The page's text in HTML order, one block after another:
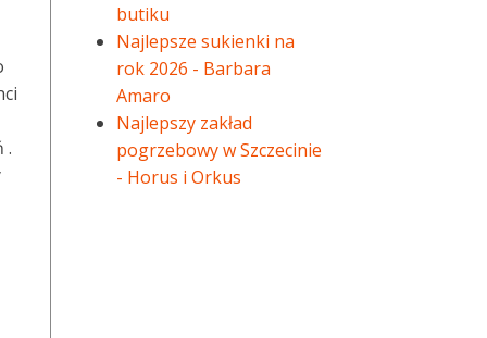
.
butiku
Najlepsze sukienki na
rok 2026 - Barbara
Amaro
Najlepszy zakład
pogrzebowy w Szczecinie
- Horus i Orkus